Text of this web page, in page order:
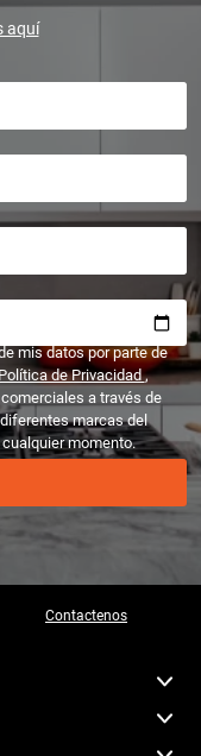
aquí
mis datos por parte de
Política de Privacidad,
a través de
marcas del
momento.
Contactenos